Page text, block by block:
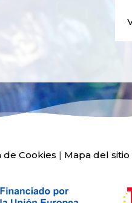
de Cookies | Mapa del sitio